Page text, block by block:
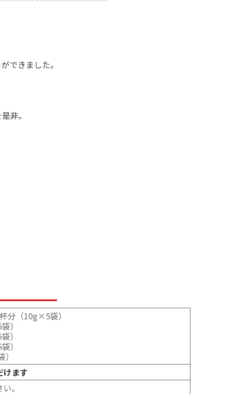
できました。
非。
分（10g×5袋）
）
）
）
けます
。